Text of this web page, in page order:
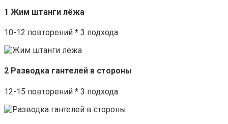
1 Жим штанги лёжа
10-12 повторений * 3 подхода
2 Разводка гантелей в стороны
12-15 повторений * 3 подхода